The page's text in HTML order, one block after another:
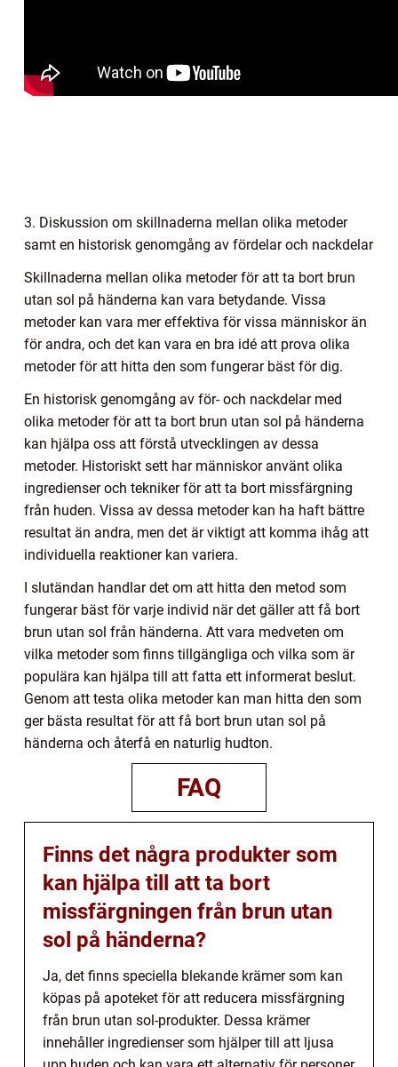
3. Diskussion om skillnaderna mellan olika metoder
samt en historisk genomgång av fördelar och nackdelar
Skillnaderna mellan olika metoder för att ta bort brun
utan sol på händerna kan vara betydande. Vissa
metoder kan vara mer effektiva för vissa människor än
för andra, och det kan vara en bra idé att prova olika
metoder för att hitta den som fungerar bäst för dig.
En historisk genomgång av för- och nackdelar med
olika metoder för att ta bort brun utan sol på händerna
kan hjälpa oss att förstå utvecklingen av dessa
metoder. Historiskt sett har människor använt olika
ingredienser och tekniker för att ta bort missfärgning
från huden. Vissa av dessa metoder kan ha haft bättre
resultat än andra, men det är viktigt att komma ihåg att
individuella reaktioner kan variera.
I slutändan handlar det om att hitta den metod som
fungerar bäst för varje individ när det gäller att få bort
brun utan sol från händerna. Att vara medveten om
vilka metoder som finns tillgängliga och vilka som är
populära kan hjälpa till att fatta ett informerat beslut.
Genom att testa olika metoder kan man hitta den som
ger bästa resultat för att få bort brun utan sol på
händerna och återfå en naturlig hudton.
FAQ
Finns det några produkter som
kan hjälpa till att ta bort
missfärgningen från brun utan
sol på händerna?
Ja, det finns speciella blekande krämer som kan
köpas på apoteket för att reducera missfärgning
från brun utan sol-produkter. Dessa krämer
innehåller ingredienser som hjälper till att ljusa